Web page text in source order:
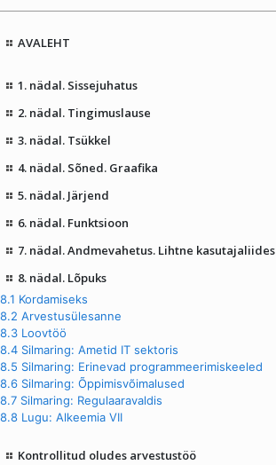
AVALEHT
1. nädal. Sissejuhatus
2. nädal. Tingimuslause
3. nädal. Tsükkel
4. nädal. Sõned. Graafika
5. nädal. Järjend
6. nädal. Funktsioon
7. nädal. Andmevahetus. Lihtne kasutajaliides
8. nädal. Lõpuks
8.1 Kordamiseks
8.2 Arvestusülesanne
8.3 Loovtöö
8.4 Silmaring: Ametid IT sektoris
8.5 Silmaring: Erinevad programmeerimiskeeled
8.6 Silmaring: Õppimisvõimalused
8.7 Silmaring: Regulaaravaldis
8.8 Lugu: Alkeemia VII
Kontrollitud oludes arvestustöö